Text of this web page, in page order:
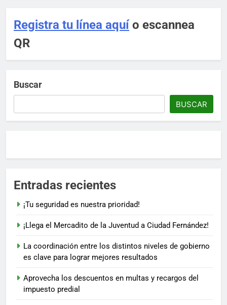
Comunicacion Social
Registra tu línea aquí o escannea
QR
Buscar
BUSCAR
Entradas recientes
¡Tu seguridad es nuestra prioridad!
¡Llega el Mercadito de la Juventud a Ciudad Fernández!
La coordinación entre los distintos niveles de gobierno
es clave para lograr mejores resultados
Aprovecha los descuentos en multas y recargos del
impuesto predial